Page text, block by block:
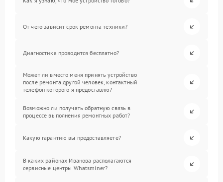
От чего зависит срок ремонта техники?
Диагностика проводится бесплатно?
Может ли вместо меня принять устройство
после ремонта другой человек, контактный
телефон которого я предоставлю?
Возможно ли получать обратную связь в
процессе выполнения ремонтных работ?
Какую гарантию вы предоставляете?
В каких районах Иванова располагаются
сервисные центры Whatsminer?